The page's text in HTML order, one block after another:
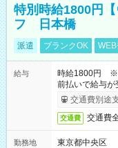
特別時給1800円
フ 日本橋
派遣 ブランクOK
給与
時給1800円 ※
前払いで給与が
交通費別途
交通費 交通費
勤務地
東京都中央区